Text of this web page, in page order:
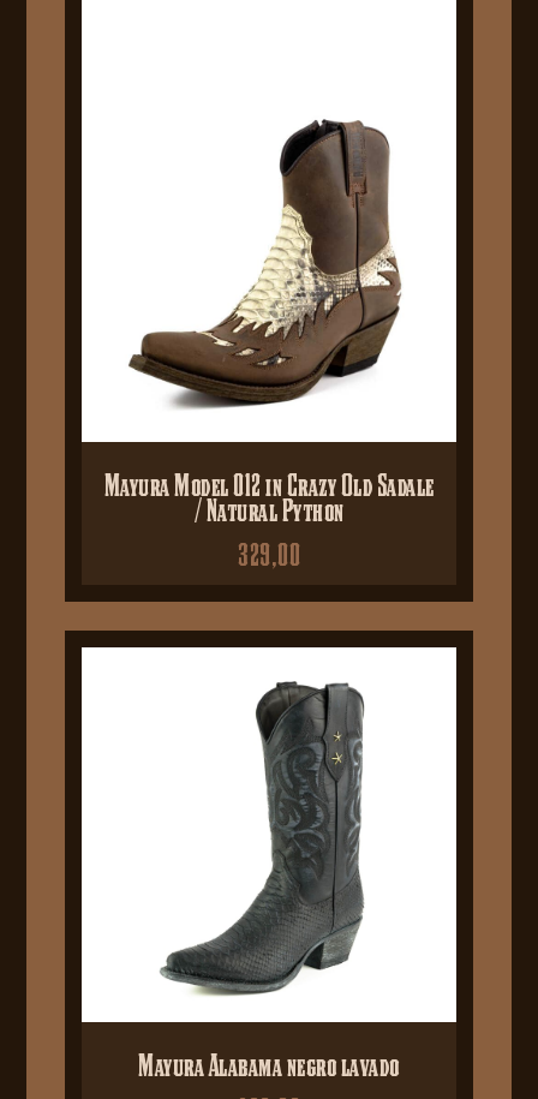
Mayura Model 012 in Crazy Old Sadale
/ Natural Python
329,00
Mayura Alabama negro lavado